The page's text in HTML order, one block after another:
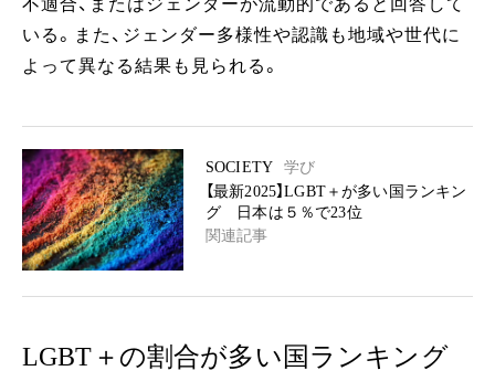
不適合、またはジェンダーが流動的であると回答して
いる。また、ジェンダー多様性や認識も地域や世代に
よって異なる結果も見られる。
SOCIETY
学び
【最新2025】LGBT＋が多い国ランキン
グ 日本は５％で23位
関連記事
LGBT＋の割合が多い国ランキング